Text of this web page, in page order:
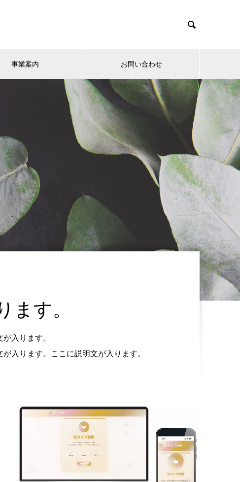

事業案内 お問い合わせ
ます。
入ります。
入ります。ここに説明文が入ります。